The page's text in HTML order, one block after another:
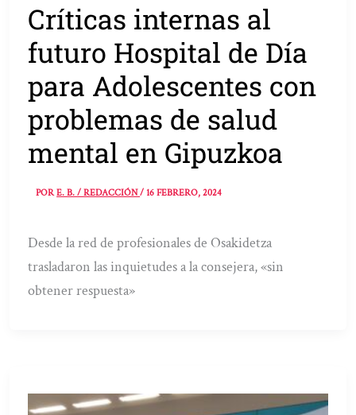
Críticas internas al
futuro Hospital de Día
para Adolescentes con
problemas de salud
mental en Gipuzkoa
PORE. B. / REDACCIÓN/16 FEBRERO, 2024
Desde la red de profesionales de Osakidetza
trasladaron las inquietudes a la consejera, «sin
obtener respuesta»